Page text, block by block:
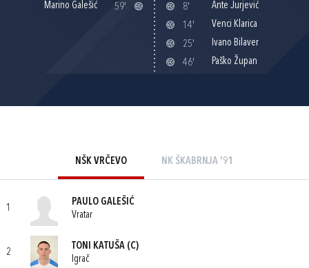
Marino Galešić 59' 8'
Ante Jurjević
14'
Venci Klarica
25'
Ivano Bilaver
46'
Paško Župan
NŠK VRČEVO NK ŠKABRNJA '91
1
PAULO GALEŠIĆ
Vratar
2
TONI KATUŠA (C)
Igrač